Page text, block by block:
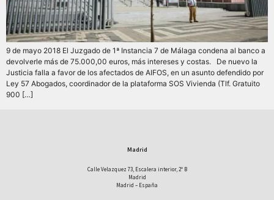
9 de mayo 2018 El Juzgado de 1ª Instancia 7 de Málaga condena al banco a
devolverle más de 75.000,00 euros, más intereses y costas. De nuevo la
Justicia falla a favor de los afectados de AIFOS, en un asunto defendido por
Ley 57 Abogados, coordinador de la plataforma SOS Vivienda (Tlf. Gratuito
900 […]
Madrid
Calle Velazquez 73, Escalera interior, 2º B
Madrid
Madrid – España